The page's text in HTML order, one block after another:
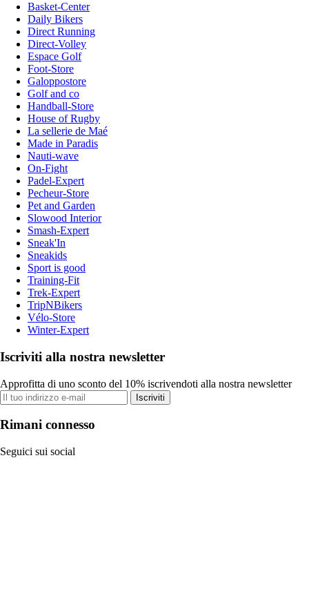
Basket-Center
Daily Bikers
Direct Running
Direct-Volley
Espace Golf
Foot-Store
Galoppostore
Golf and co
Handball-Store
House of Rugby
La sellerie de Maé
Made in Paradis
Nauti-wave
On-Fight
Padel-Expert
Pecheur-Store
Pet and Garden
Slowood Interior
Smash-Expert
Sneak'In
Sneakids
Sport is good
Training-Fit
Trek-Expert
TripNBikers
Vélo-Store
Winter-Expert
Iscriviti alla nostra newsletter
Approfitta di uno sconto del 10% iscrivendoti alla nostra newsletter
Iscriviti
Rimani connesso
Seguici sui social